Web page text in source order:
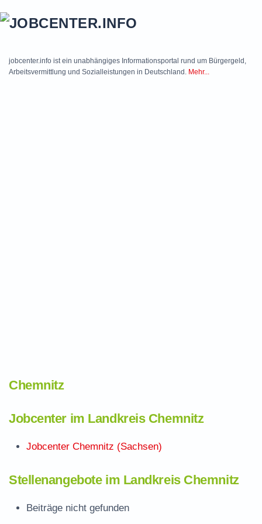
jobcenter.info ist ein unabhängiges Informationsportal rund um Bürgergeld,
Arbeitsvermittlung und Sozialleistungen in Deutschland. Mehr...
Chemnitz
Jobcenter im Landkreis Chemnitz
Jobcenter Chemnitz (Sachsen)
Stellenangebote im Landkreis Chemnitz
Beiträge nicht gefunden